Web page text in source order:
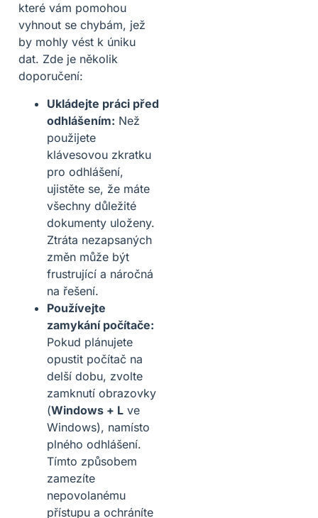
které vám pomohou
vyhnout se chybám, jež
by mohly vést k úniku
dat. Zde je několik
doporučení:
Ukládejte práci před
odhlášením: Než
použijete
klávesovou zkratku
pro odhlášení,
ujistěte se, že máte
všechny důležité
dokumenty uloženy.
Ztráta nezapsaných
změn může být
frustrující a náročná
na řešení.
Používejte
zamykání počítače:
Pokud plánujete
opustit počítač na
delší dobu, zvolte
zamknutí obrazovky
(Windows + L ve
Windows), namísto
plného odhlášení.
Tímto způsobem
zamezíte
nepovolanému
přístupu a ochráníte